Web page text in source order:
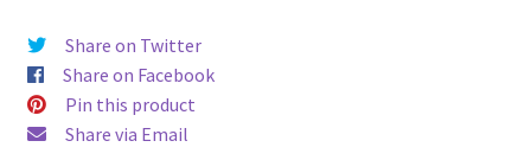
Federico
Dimarco
(FC
Internazionale)
Share on Twitter
Share on Facebook
Pin this product
Share via Email